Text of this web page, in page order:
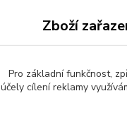
Zboží
travnatých
porostů -
Pro základní funkčnost,
účely cílení reklamy